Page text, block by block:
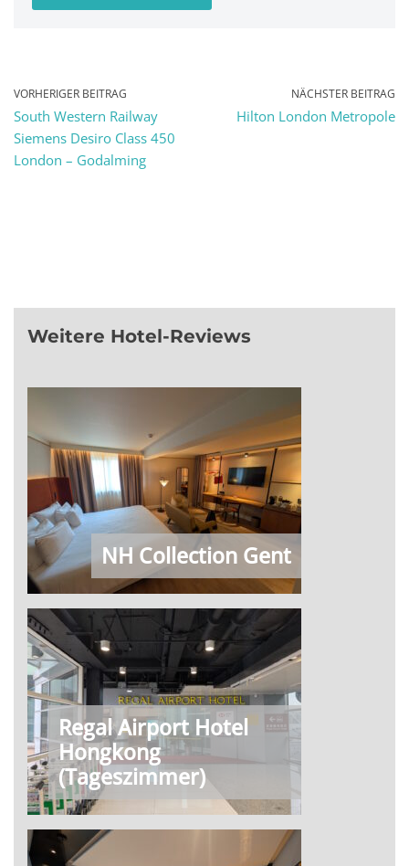
VORHERIGER BEITRAG
South Western Railway
Siemens Desiro Class 450
London – Godalming
NÄCHSTER BEITRAG
Hilton London Metropole
Weitere Hotel-Reviews
NH Collection Gent
Regal Airport Hotel
Hongkong
(Tageszimmer)